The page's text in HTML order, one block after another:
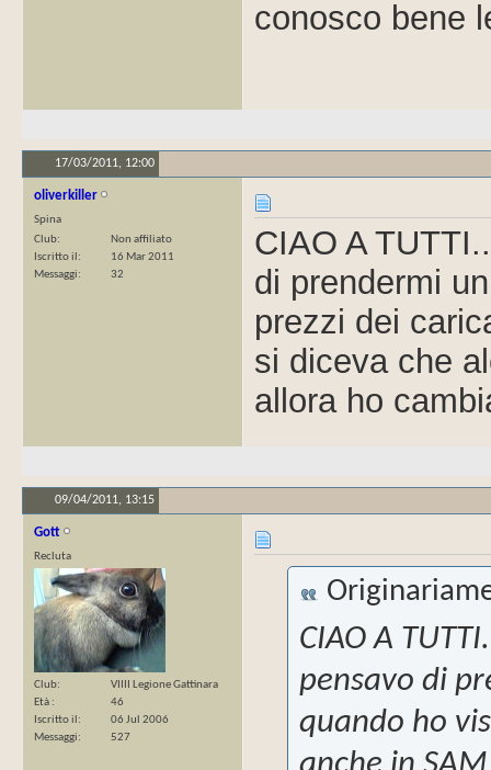
conosco bene
17/03/2011, 12:00
oliverkiller
Spina
Club
Non affiliato
Iscritto il
16 Mar 2011
Messaggi
32
CIAO A
di prendermi
prezzi dei
si diceva che
allora ho
09/04/2011, 13:15
Gott
Recluta
Club
VIIII Legione Gattinara
Età
46
Iscritto il
06 Jul 2006
Messaggi
527
CIAO A
pensavo di
quando ho